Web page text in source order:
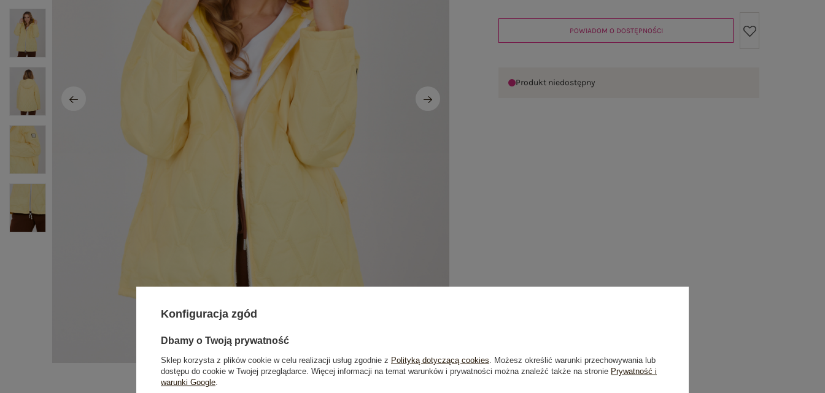
POWIADOM O DOSTĘPNOŚCI
Produkt niedostępny
Konfiguracja zgód
Dbamy o Twoją prywatność
Sklep korzysta z plików cookie w celu realizacji usług zgodnie z Polityką dotyczącą cookies . Możesz określić warunki przechowywania lub
dostępu do cookie w Twojej przeglądarce. Więcej informacji na temat warunków i prywatności można znaleźć także na stronie Prywatność i
warunki Google